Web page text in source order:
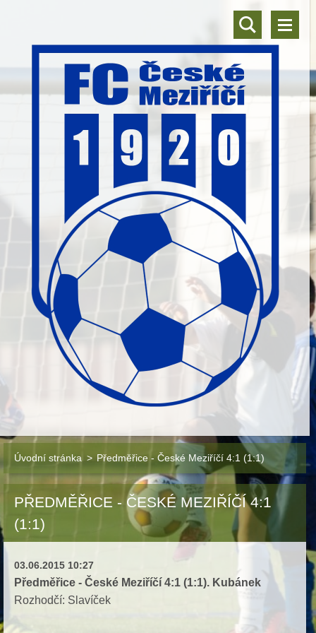
Úvodní stránka > Předměřice - České Meziříčí 4:1 (1:1)
PŘEDMĚŘICE - ČESKÉ MEZIŘÍČÍ 4:1
(1:1)
03.06.2015 10:27
Předměřice - České Meziříčí 4:1 (1:1). Kubánek
Rozhodčí: Slavíček